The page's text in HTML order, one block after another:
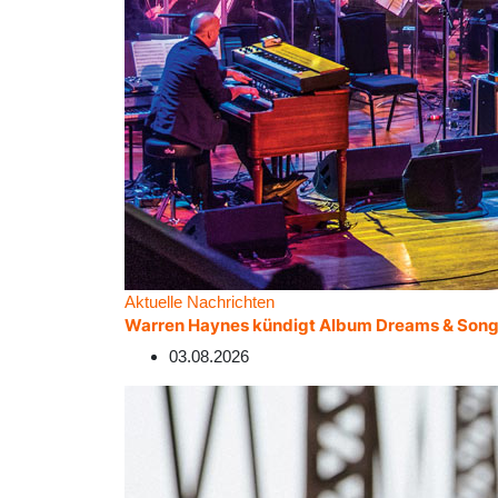
Aktuelle Nachrichten
Warren Haynes kündigt Album Dreams &
03.08.2026